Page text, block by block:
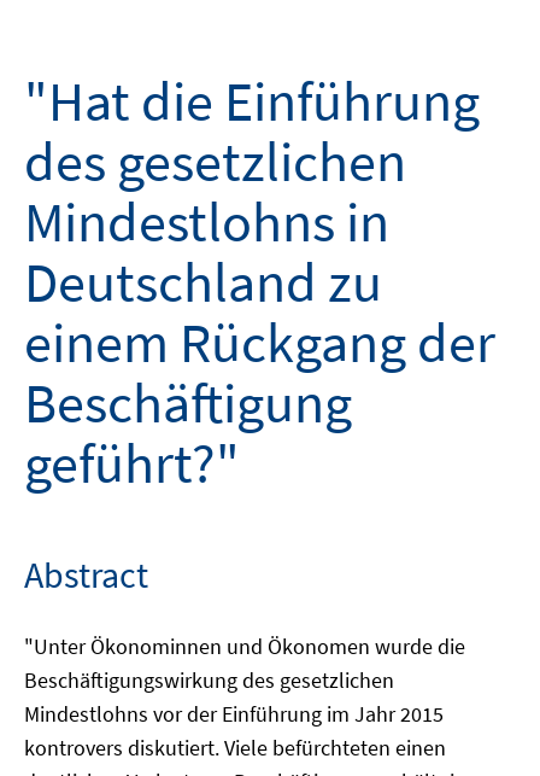
"Hat die Einführung
des gesetzlichen
Mindestlohns in
Deutschland zu
einem Rückgang der
Beschäftigung
geführt?"
Abstract
"Unter Ökonominnen und Ökonomen wurde die
Beschäftigungswirkung des gesetzlichen
Mindestlohns vor der Einführung im Jahr 2015
kontrovers diskutiert. Viele befürchteten einen